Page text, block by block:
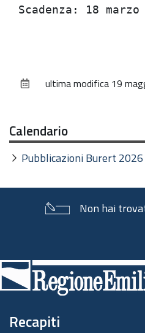
documentoultima modifica 19
Calendario
Pubblicazioni Burert 2026
Non hai
di
pagina
Recapiti